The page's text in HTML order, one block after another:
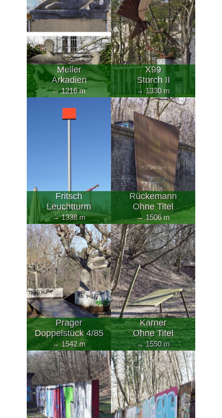
Meller
Arkadien
→ 1216 m
X99
Storch II
→ 1330 m
Fritsch
Leuchtturm
→ 1338 m
Rückemann
Ohne Titel
→ 1506 m
Prager
Doppelstück 4/85
→ 1542 m
Karner
Ohne Titel
→ 1550 m